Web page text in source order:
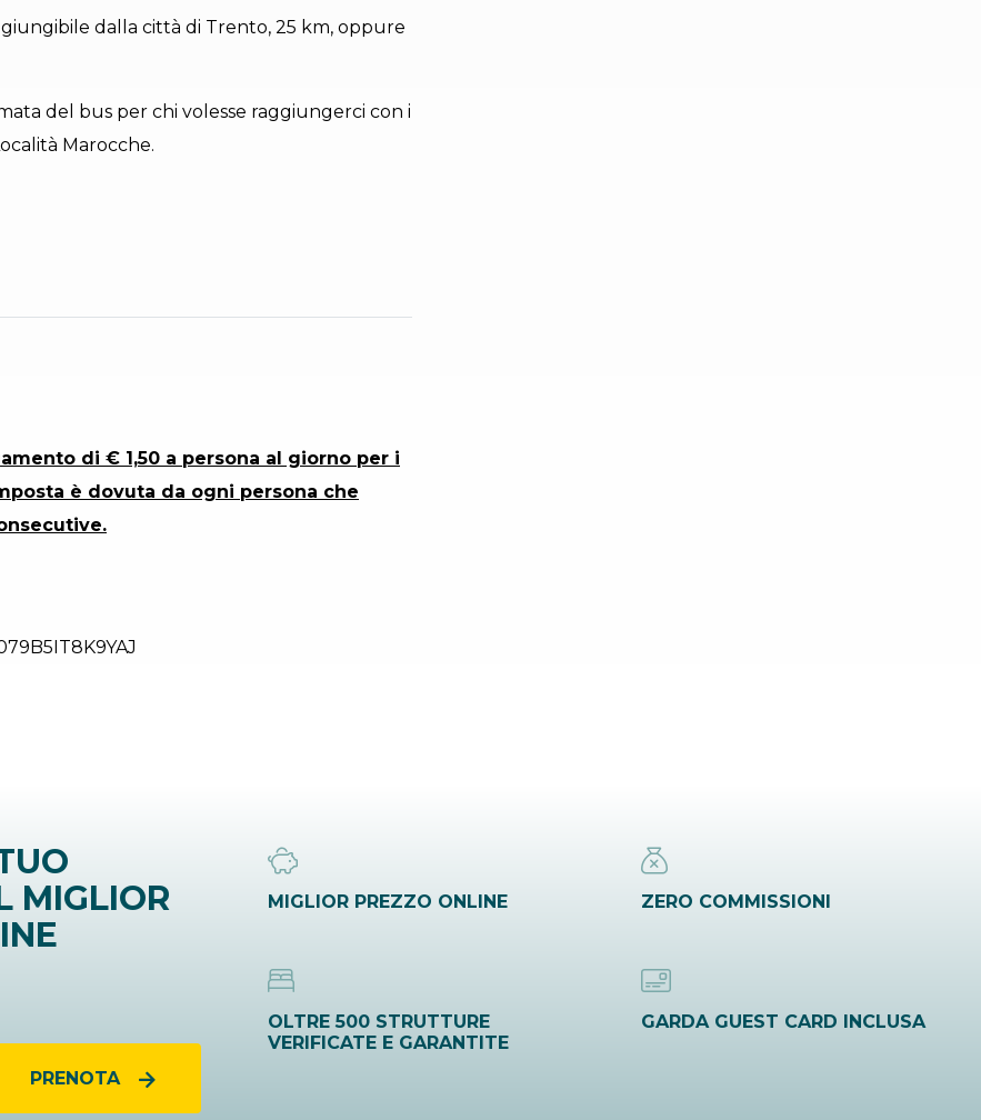
dalla città di Trento, 25 km, oppure
del bus per chi volesse raggiungerci con i
Marocche.
di € 1,50 a persona al giorno per i
è dovuta da ogni persona che
MIGLIOR
PRENOTA
MIGLIOR PREZZO ONLINE ZERO COMMISSIONI
OLTRE 500 STRUTTURE
VERIFICATE E GARANTITE
GARDA GUEST CARD INCLUSA